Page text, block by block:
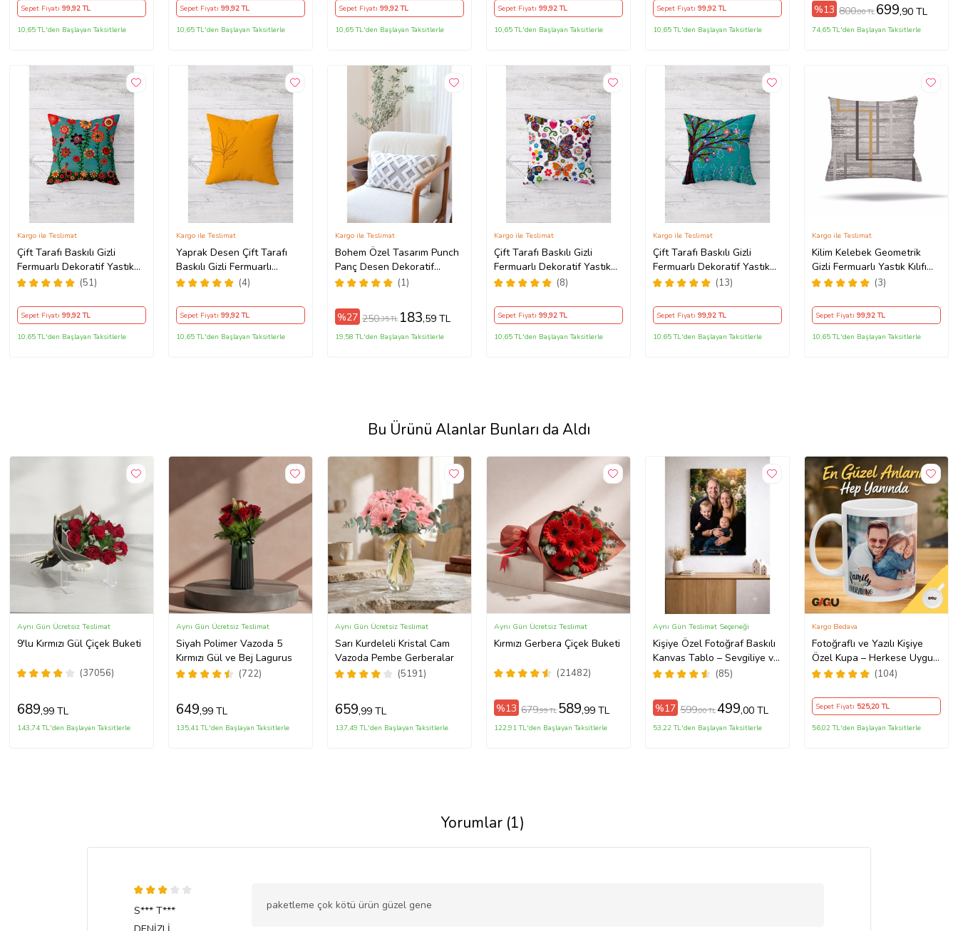
Sepet Fiyatı 99,92 TL
10,65 TL'den Başlayan Taksitlerle
Sepet Fiyatı 99,92 TL
10,65 TL'den Başlayan Taksitlerle
Sepet Fiyatı 99,92 TL
10,65 TL'den Başlayan Taksitlerle
Sepet Fiyatı 99,92 TL
10,65 TL'den Başlayan Taksitlerle
Sepet Fiyatı99,92 TL
10,65 TL'den Başlayan Taksitlerle
%13 800,00 TL 699,90 TL
74,65 TL'den Başlayan Taksitlerle
Çift Tarafı Baskılı Gizli
Fermuarlı Dekoratif Yastık
Kılıfı Kırlent Kılıfı Koltuk
(51)
Kargo ile Teslimat
Sepet Fiyatı 99,92 TL
10,65 TL'den Başlayan Taksitlerle
Yaprak Desen Çift Tarafı
Baskılı Gizli Fermuarlı
Yıkanabilir Leke Tutmaz
(Turuncu)
(4)
Kargo ile Teslimat
Sepet Fiyatı 99,92 TL
10,65 TL'den Başlayan Taksitlerle
Bohem Özel Tasarım Punch
Panç Desen Dekoratif
Dikdörtgen Kırlent Kılıfı
(1)
Kargo ile Teslimat
%27 250,35 TL 183,59 TL
19,58 TL'den Başlayan Taksitlerle
Çift Tarafı Baskılı Gizli
Fermuarlı Dekoratif Yastık
Kılıfı Kırlent Kılıfı Koltuk
(8)
Kargo ile Teslimat
Sepet Fiyatı 99,92 TL
10,65 TL'den Başlayan Taksitlerle
Çift Tarafı Baskılı Gizli
Fermuarlı Dekoratif Yastık
Kılıfı Kırlent Kılıfı Koltuk
(13)
Kargo ile Teslimat
Sepet Fiyatı99,92 TL
10,65 TL'den Başlayan Taksitlerle
Kilim Kelebek Geometrik
Gizli Fermuarlı Yastık Kılıfı
Kırlent Kılıfı Koltuk Yastık
(3)
Kargo ile Teslimat
Sepet Fiyatı99,92 TL
10,65 TL'den Başlayan Taksitlerle
Bu Ürünü Alanlar Bunları da Aldı
9'lu Kırmızı Gül Çiçek Buketi
(37056)
Aynı Gün Ücretsiz Teslimat
689,99 TL
143,74 TL'den Başlayan Taksitlerle
Siyah Polimer Vazoda 5
Kırmızı Gül ve Bej Lagurus
(722)
Aynı Gün Ücretsiz Teslimat
649,99 TL
135,41 TL'den Başlayan Taksitlerle
Sarı Kurdeleli Kristal Cam
Vazoda Pembe Gerberalar
(5191)
Aynı Gün Ücretsiz Teslimat
659,99 TL
137,49 TL'den Başlayan Taksitlerle
Kırmızı Gerbera Çiçek Buketi
(21482)
Aynı Gün Ücretsiz Teslimat
%13 679,99 TL 589,99 TL
122,91 TL'den Başlayan Taksitlerle
Kişiye Özel Fotoğraf Baskılı
Kanvas Tablo – Sevgiliye ve
Aileye Özel Hediye
(85)
Aynı Gün Teslimat Seçeneği
%17 599,00 TL499,00 TL
53,22 TL'den Başlayan Taksitlerle
Fotoğraflı ve Yazılı Kişiye
Özel Kupa – Herkese Uygun
Anlamlı Hediye Porselen(104)
Kargo Bedava
Sepet Fiyatı 525,20 TL
56,02 TL'den Başlayan Taksitlerle
Yorumlar (1)
S*** T***
paketleme çok kötü ürün güzel gene